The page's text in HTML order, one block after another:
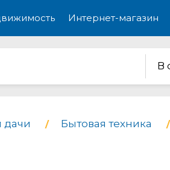
Интернет-магазин
В
дачи Бытовая техника